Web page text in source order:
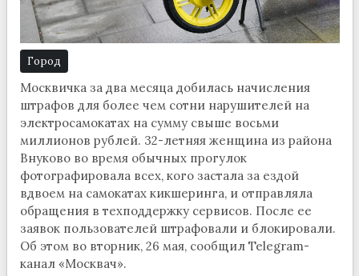
Город
Москвичка за два месяца добилась начисления
штрафов для более чем сотни нарушителей на
электросамокатах на сумму свыше восьми
миллионов рублей. 32-летняя женщина из района
Внуково во время обычных прогулок
фотографировала всех, кого застала за ездой
вдвоем на самокатах кикшеринга, и отправляла
обращения в техподдержку сервисов. После ее
заявок пользователей штрафовали и блокировали.
Об этом во вторник, 26 мая, сообщил Telegram-
канал «Москвач».